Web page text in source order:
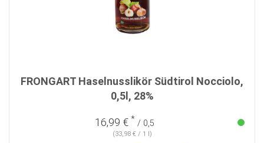
FRONGART Haselnusslikör Südtirol Nocciolo,
0,5l, 28%
16,99 € * / 0,5
(33,98 € / 1 l)